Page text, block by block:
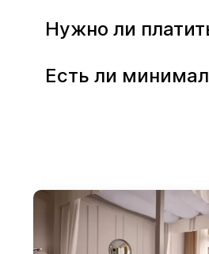
Нужно ли
Есть ли